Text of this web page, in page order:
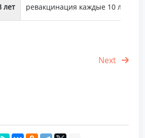
лет ревакцинация каждые 10 лет от
Next